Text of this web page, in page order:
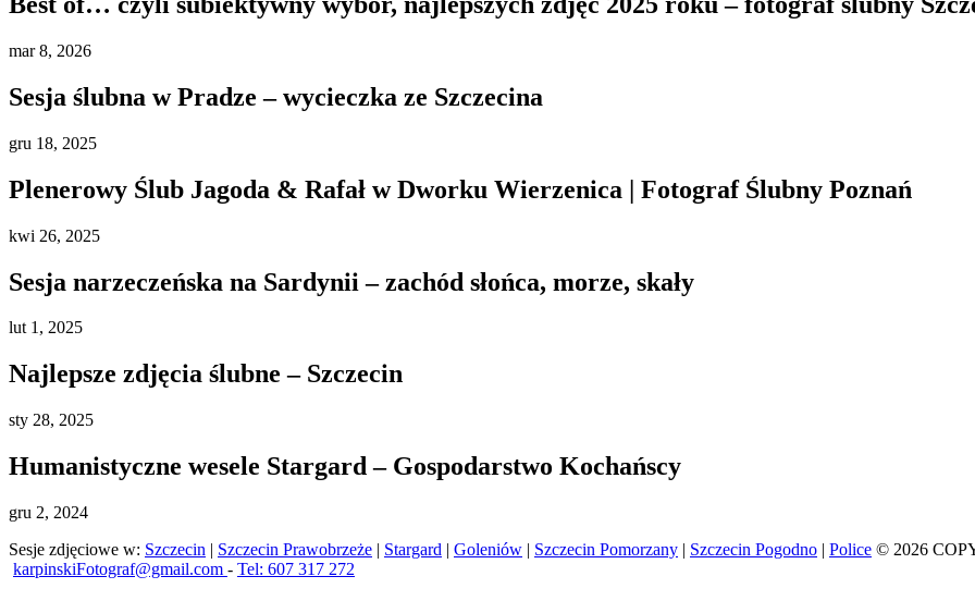
mar8, 2026
Sesja ślubna w Pradze – wycieczka ze Szczecina
gru 18, 2025
Plenerowy Ślub Jagoda & Rafał w Dworku Wierzenica | Fotograf Ślubny Poznań
kwi 26, 2025
Sesja narzeczeńska na Sardynii – zachód słońca, morze, skały
lut1, 2025
Najlepsze zdjęcia ślubne – Szczecin
sty 28, 2025
Humanistyczne wesele Stargard – Gospodarstwo Kochańscy
gru 2, 2024
Sesje zdjęciowe w: Szczecin | Szczecin Prawobrzeże | Stargard | Goleniów | Szczecin Pomorzany | Szczecin Pogodno | Police © 2026
karpinskiFotograf@gmail.com - Tel: 607 317 272